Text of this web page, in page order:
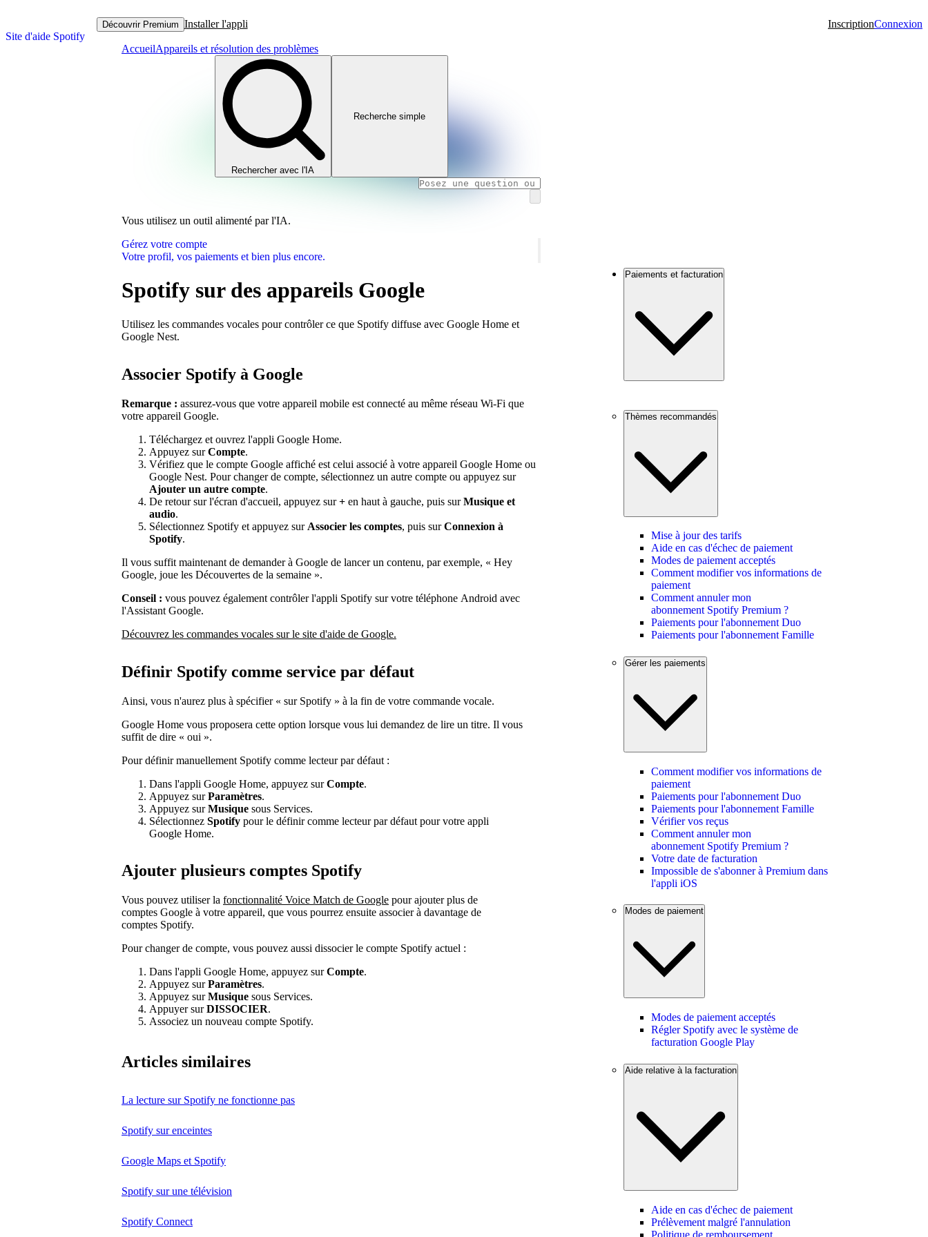
Site d'aide Spotify
Découvrir Premium Installer l'appli InscriptionConnexion
AccueilAppareils et résolution des problèmes
Rechercher avec l'IA
Recherche simple
Vous utilisez un outil alimenté par l'IA.
Gérez votre compte
Votre profil, vos paiements et bien plus encore.
Spotify sur des appareils Google
Utilisez les commandes vocales pour contrôler ce que Spotify diffuse avec Google Home et
Google Nest.
Associer Spotify à Google
Remarque : assurez-vous que votre appareil mobile est connecté au même réseau Wi-Fi que
votre appareil Google.
Téléchargez et ouvrez l'appli Google Home.
Appuyez surCompte.
Vérifiez que le compte Google affiché est celui associé à votre appareil Google Home ou
Google Nest. Pour changer de compte, sélectionnez un autre compte ou appuyez sur
Ajouter un autre compte.
De retour sur l'écran d'accueil, appuyez sur+ en haut à gauche, puis surMusique et
audio.
Sélectionnez Spotify et appuyez sur Associer les comptes, puis surConnexion à
Spotify.
Il vous suffit maintenant de demander à Google de lancer un contenu, par exemple, « Hey
Google, joue les Découvertes de la semaine ».
Conseil : vous pouvez également contrôler l'appli Spotify sur votre téléphone Android avec
l'Assistant Google.
Découvrez les commandes vocales sur le site d'aide de Google.
Définir Spotify comme service par défaut
Ainsi, vous n'aurez plus à spécifier « sur Spotify » à la fin de votre commande vocale.
Google Home vous proposera cette option lorsque vous lui demandez de lire un titre. Il vous
suffit de dire « oui ».
Pour définir manuellement Spotify comme lecteur par défaut :
Dans l'appli Google Home, appuyez surCompte.
Appuyez surParamètres.
Appuyez surMusique sous Services.
Sélectionnez Spotify pour le définir comme lecteur par défaut pour votre appli
Google Home.
Ajouter plusieurs comptes Spotify
Vous pouvez utiliser la fonctionnalité Voice Match de Google pour ajouter plus de
comptes Google à votre appareil, que vous pourrez ensuite associer à davantage de
comptes Spotify.
Pour changer de compte, vous pouvez aussi dissocier le compte Spotify actuel :
Dans l'appli Google Home, appuyez surCompte.
Appuyez surParamètres.
Appuyez surMusique sous Services.
Appuyer surDISSOCIER.
Associez un nouveau compte Spotify.
Articles similaires
La lecture sur Spotify ne fonctionne pas
Spotify sur enceintes
Google Maps et Spotify
Spotify sur une télévision
Spotify Connect
Paiements et facturation
Thèmes recommandés
Mise à jour des tarifs
Aide en cas d'échec de paiement
Modes de paiement acceptés
Comment modifier vos informations de
paiement
Comment annuler mon
abonnement Spotify Premium ?
Paiements pour l'abonnement Duo
Paiements pour l'abonnement Famille
Gérer les paiements
Comment modifier vos informations de
paiement
Paiements pour l'abonnement Duo
Paiements pour l'abonnement Famille
Vérifier vos reçus
Comment annuler mon
abonnement Spotify Premium ?
Votre date de facturation
Impossible de s'abonner à Premium dans
l'appli iOS
Modes de paiement
Modes de paiement acceptés
Régler Spotify avec le système de
facturation Google Play
Aide relative à la facturation
Aide en cas d'échec de paiement
Prélèvement malgré l'annulation
Politique de remboursement